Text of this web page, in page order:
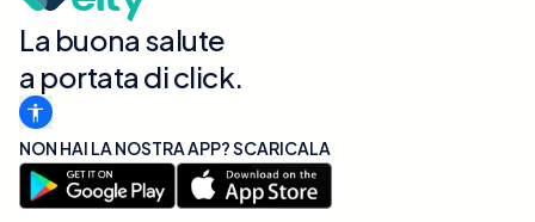
La buona salute
a portata di click.
NON HAI LA NOSTRA APP? SCARICALA